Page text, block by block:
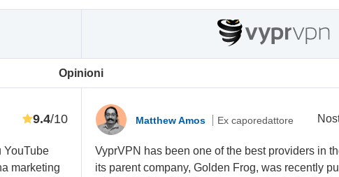
Opinioni
9.4/10
YouTube
marketing
Matthew Amos Ex caporedattore
VyprVPN has been one of the best providers in
its parent company, Golden Frog, was recently